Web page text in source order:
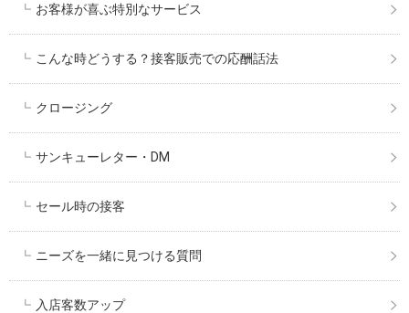
お客様が喜ぶ特別なサービス
こんな時どうする？接客販売での応酬話法
クロージング
サンキューレター・DM
セール時の接客
ニーズを一緒に見つける質問
入店客数アップ